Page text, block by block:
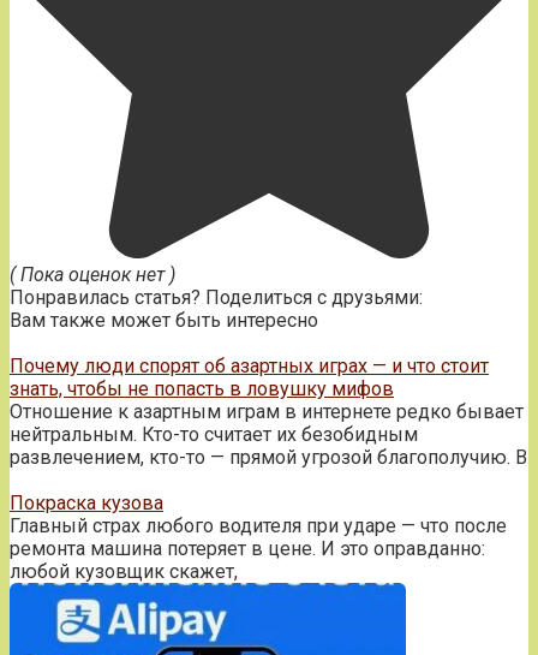
( Пока оценок нет )
Понравилась статья? Поделиться с друзьями:
Вам также может быть интересно
Почему люди спорят об азартных играх — и что стоит
знать, чтобы не попасть в ловушку мифов
Отношение к азартным играм в интернете редко бывает
нейтральным. Кто-то считает их безобидным
развлечением, кто-то — прямой угрозой благополучию. В
Покраска кузова
Главный страх любого водителя при ударе — что после
ремонта машина потеряет в цене. И это оправданно:
любой кузовщик скажет,